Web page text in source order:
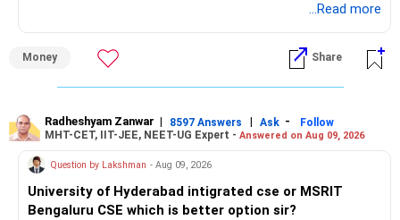
» First Priority
– Reduce the MF portfolio substantially.
– Avoid keeping funds only because they performed well
recently.
– Keep a smaller number of diversified funds.
– Keep sufficient money in safer assets for your regular
needs.
...Read more
Money Share
Radheshyam Zanwar | 8597 Answers | Ask -
Follow
MHT-CET, IIT-JEE, NEET-UG Expert - Answered on Aug 09, 2026
Question by Lakshman - Aug 09, 2026
University of Hyderabad intigrated cse or MSRIT
Bengaluru CSE which is better option sir?